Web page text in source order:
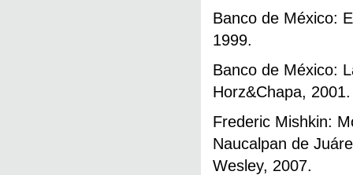
Banco de México:
1999.
Banco de México:
Horz&Chapa, 2001.
Frederic Mishkin:
Naucalpan de
Wesley, 2007.